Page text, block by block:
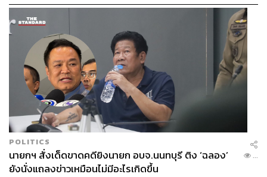
POLITICS
นายกฯ สั่งเด็ดขาดคดียิงนายก อบจ.นนทบุรี ติง ‘ฉลอง’
ยังนั่งแถลงข่าวเหมือนไม่มีอะไรเกิดขึ้น
...